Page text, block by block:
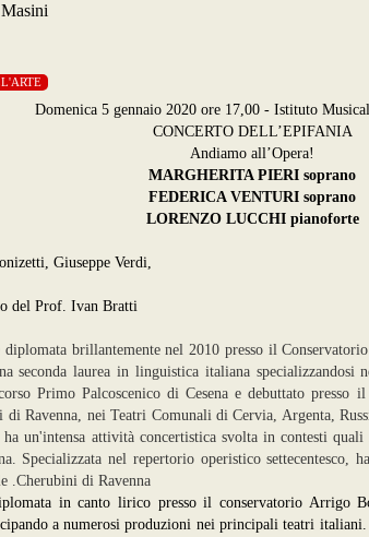
Domenica 5 gennaio 2020 ore 17,00 - Istituto
CONCERTO DELL’EPIFANIA
Andiamo all’Opera!
MARGHERITA PIERI soprano
FEDERICA VENTURI soprano
LORENZO LUCCHI pianoforte
Giuseppe Verdi,
del Prof. Ivan Bratti
brillantemente nel 2010 presso il
seconda laurea in linguistica italiana specializzandosi
Primo Palcoscenico di Cesena e debuttato presso
Ravenna, nei Teatri Comunali di Cervia, Argenta,
un'intensa attività concertistica svolta in contesti
Specializzata nel repertorio operistico settecentesco,
.Cherubini di Ravenna
in canto lirico presso il conservatorio Arrigo
a numerosi produzioni nei principali teatri